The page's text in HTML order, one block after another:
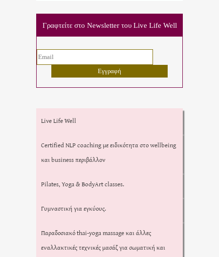
Γραφτείτε στο Newsletter του Live Life Well
Live Life Well
Certified NLP coaching με ειδικότητα στο wellbeing
και business περιβάλλον
Pilates, Yoga & BodyArt classes.
Γυμναστική για εγκύους.
Παραδοσιακό thai-yoga massage και άλλες
εναλλακτικές τεχνικές μασάζ για σωματική και